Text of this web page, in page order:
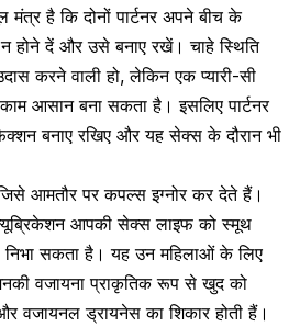
है कि दोनों पार्टनर अपने बीच के
दें और उसे बनाए रखें। चाहे स्थिति
करने वाली हो, लेकिन एक प्यारी-सी
आसान बना सकता है। इसलिए पार्टनर
बनाए रखिए और यह सेक्स के दौरान भी
आमतौर पर कपल्स इग्नोर कर देते हैं।
आपकी सेक्स लाइफ को स्मूथ
निभा सकता है। यह उन महिलाओं के लिए
वजायना प्राकृतिक रूप से खुद को
वजायनल ड्रायनेस का शिकार होती हैं।